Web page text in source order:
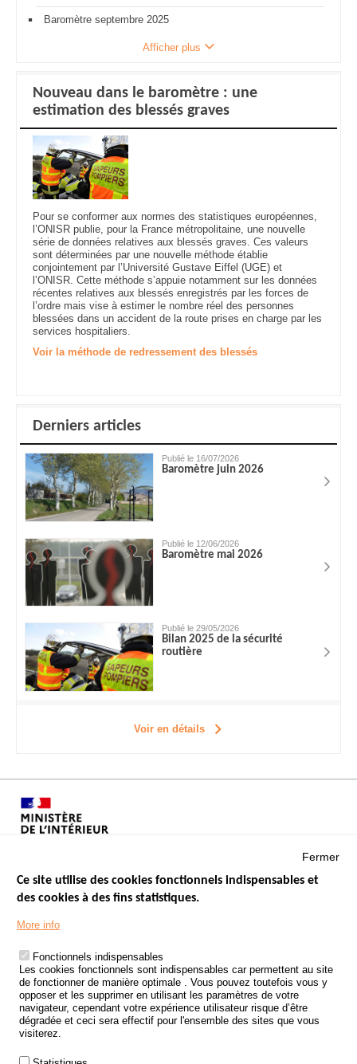
Baromètre septembre 2025
Afficher plus
Nouveau dans le baromètre : une
estimation des blessés graves
Pour se conformer aux normes des statistiques européennes,
l’ONISR publie, pour la France métropolitaine, une nouvelle
série de données relatives aux blessés graves. Ces valeurs
sont déterminées par une nouvelle méthode établie
conjointement par l’Université Gustave Eiffel (UGE) et
l’ONISR. Cette méthode s’appuie notamment sur les données
récentes relatives aux blessés enregistrés par les forces de
l’ordre mais vise à estimer le nombre réel des personnes
blessées dans un accident de la route prises en charge par les
services hospitaliers.
Voir la méthode de redressement des blessés
Derniers articles
Publié le 16/07/2026
Baromètre juin 2026
Publié le 12/06/2026
Baromètre mai 2026
Publié le 29/05/2026
Bilan 2025 de la sécurité
routière
Voir en détails
Menu
Footer
LES SITES PUBLICS
ÉTAT DE L’INSÉCURITÉ ROUTIÈRE
TRAITEMENT DES DONNÉES PERSONNELLES DES ACCIDENTS DE
LA ROUTE
ETUDES ET RECHERCHES
APPEL À PROJETS
Fermer
Ce site utilise des cookies fonctionnels indispensables et
des cookies à des fins statistiques.
More info
Fonctionnels indispensables
Les cookies fonctionnels sont indispensables car permettent au site
de fonctionner de manière optimale . Vous pouvez toutefois vous y
opposer et les supprimer en utilisant les paramètres de votre
navigateur, cependant votre expérience utilisateur risque d’être
dégradée et ceci sera effectif pour l'ensemble des sites que vous
visiterez.